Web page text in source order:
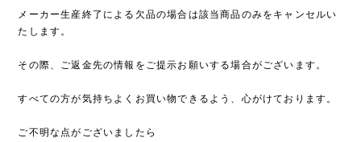
メーカー生産終了による欠品の場合は該当商品のみをキャンセルい
たします。
その際、ご返金先の情報をご提示お願いする場合がございます。
すべての方が気持ちよくお買い物できるよう、心がけております。
ご不明な点がございましたら